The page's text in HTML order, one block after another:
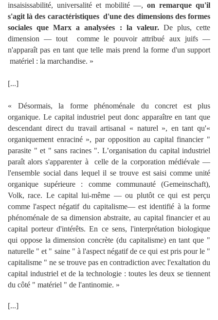
insaisissabilité, universalité et mobilité —, on remarque qu'il
s'agit là des caractéristiques d'une des dimensions des formes
sociales que Marx a analysées : la valeur.De plus, cette
dimension — tout comme le pouvoir attribué aux juifs —
n'apparaît pas en tant que telle mais prend la forme d'un support
matériel : la marchandise. »
[...]
« Désormais, la forme phénoménale du concret est plus
organique. Le capital industriel peut donc apparaître en tant que
descendant direct du travail artisanal « naturel », en tant qu'«
organiquement enraciné », par opposition au capital financier "
parasite " et " sans racines ". L’organisation du capital industriel
paraît alors s'apparenter à celle de la corporation médiévale —
l'ensemble social dans lequel il se trouve est saisi comme unité
organique supérieure : comme communauté (Gemeinschaft),
Volk, race. Le capital lui-même — ou plutôt ce qui est perçu
comme l'aspect négatif du capitalisme— est identifié à la forme
phénoménale de sa dimension abstraite, au capital financier et au
capital porteur d'intérêts. En ce sens, l'interprétation biologique
qui oppose la dimension concrète (du capitalisme) en tant que "
naturelle " et " saine " à l'aspect négatif de ce qui est pris pour le "
capitalisme " ne se trouve pas en contradiction avec l'exaltation du
capital industriel et de la technologie : toutes les deux se tiennent
du côté " matériel " de l'antinomie. »
[...]